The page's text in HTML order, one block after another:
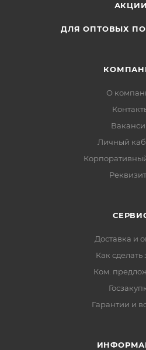
АКЦИИ
ДЛЯ ОПТОВЫХ
О
Личный
Доставка и
Как сделать
Ком.
Гарантии и